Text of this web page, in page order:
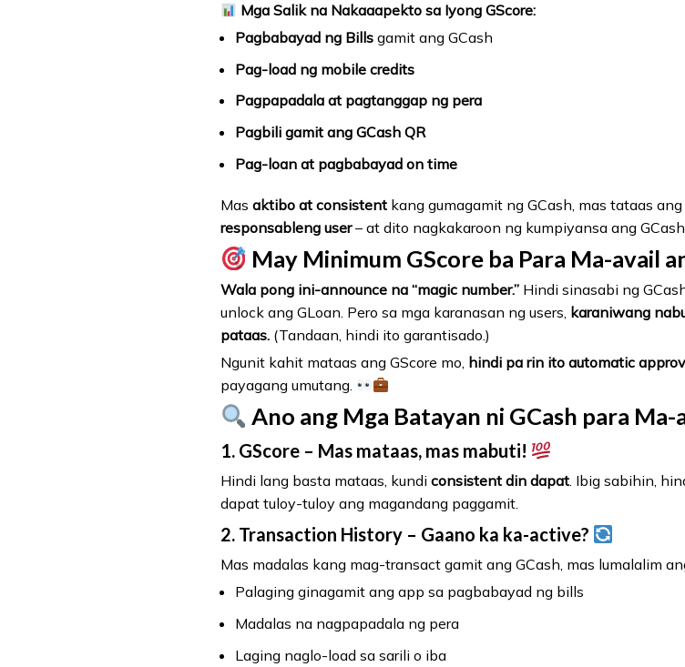
Mga Salik na Nakaaapekto sa Iyong GScore:
Pagbabayad ng Billsgamit ang GCash
Pag-load ng mobile credits
Pagpapadala at pagtanggap ng pera
Pagbili gamit ang GCash QR
Pag-loan at pagbabayad on time
Mas aktibo at consistent kang gumagamit ng GCash, mas tataas
responsableng user– at dito nagkakaroon ng kumpiyansa ang
May Minimum GScore ba Para Ma-avail
Wala pong ini-announce na “magic number.” Hindi sinasabi ng
unlock ang GLoan. Pero sa mga karanasan ng users, karaniwang
pataas. (Tandaan, hindi ito garantisado.)
Ngunit kahit mataas ang GScore mo, hindi pa rin ito automatic
payagang umutang.
Ano ang Mga Batayan ni GCash para Ma-
1. GScore – Mas mataas, mas mabuti!
Hindi lang basta mataas, kundi consistent din dapat. Ibig sabihin,
dapat tuloy-tuloy ang magandang paggamit.
2. Transaction History – Gaano ka ka-active?
Mas madalas kang mag-transact gamit ang GCash, mas lumalalim
Palaging ginagamit ang app sa pagbabayad ng bills
Madalas na nagpapadala ng pera
Laging naglo-load sa sarili o iba